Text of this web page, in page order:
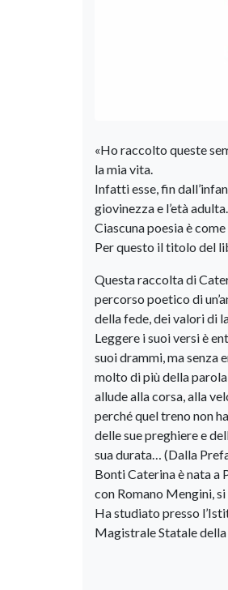
«Ho raccolto queste
la mia vita.
Infatti esse, fin
giovinezza e l’età adulta.
Ciascuna poesia è
Per questo il titolo del
Questa raccolta di
percorso poetico di
della fede, dei valori di
Leggere i suoi versi è
suoi drammi, ma senza
molto di più della
allude alla corsa, alla
perché quel treno non
delle sue preghiere e
sua durata… (Dalla
Bonti Caterina è nata a
con Romano Mengini,
Ha studiato presso
Magistrale Statale della